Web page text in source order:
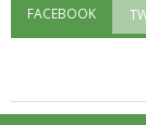
"Superare gli
FACEBOOK